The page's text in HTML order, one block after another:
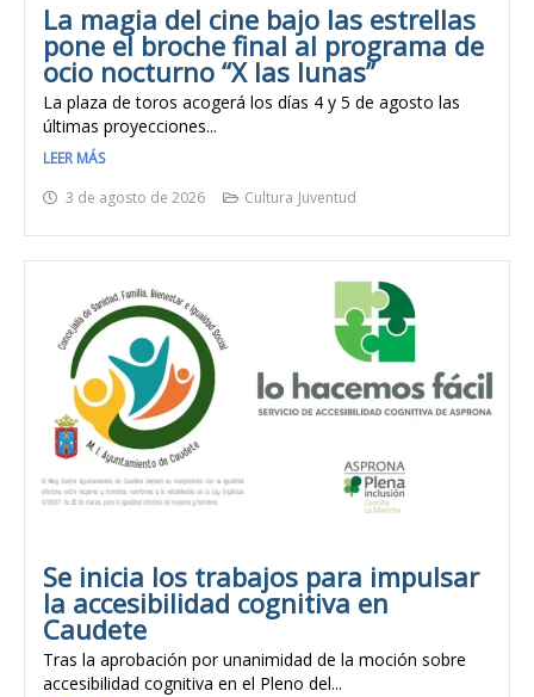
La magia del cine bajo las estrellas
pone el broche final al programa de
ocio nocturno “X las lunas”
La plaza de toros acogerá los días 4 y 5 de agosto las
últimas proyecciones...
LEER MÁS
3 de agosto de 2026
Cultura Juventud
Se inicia los trabajos para impulsar
la accesibilidad cognitiva en
Caudete
Tras la aprobación por unanimidad de la moción sobre
accesibilidad cognitiva en el Pleno del...